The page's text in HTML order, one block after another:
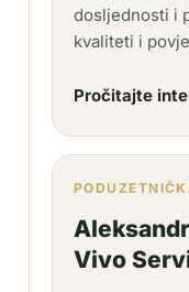
dosljednosti i
kvaliteti i
Pročitajte
Vivo